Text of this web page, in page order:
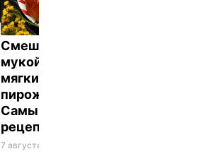
Смешайте это с
мукой – и целая гора
мягких, словно пух,
пирожков готова.
Самый лучший
рецепт
7 августа, 18.16